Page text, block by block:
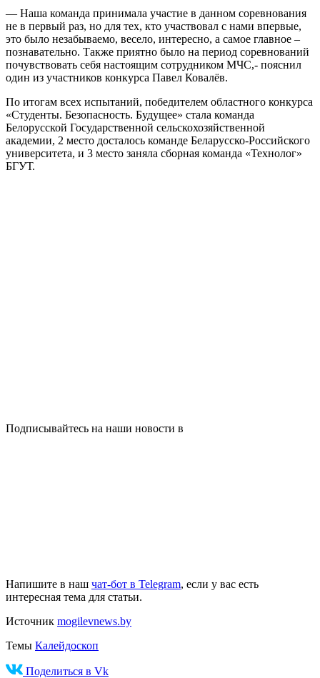
— Наша команда принимала участие в данном соревнования
не в первый раз, но для тех, кто участвовал с нами впервые,
это было незабываемо, весело, интересно, а самое главное –
познавательно. Также приятно было на период соревнований
почувствовать себя настоящим сотрудником МЧС,- пояснил
один из участников конкурса Павел Ковалёв.
По итогам всех испытаний, победителем областного конкурса
«Студенты. Безопасность. Будущее» стала команда
Белорусской Государственной сельскохозяйственной
академии, 2 место досталось команде Беларусско-Российского
университета, и 3 место заняла сборная команда «Технолог»
БГУТ.
Подписывайтесь на наши новости в
Напишите в наш чат-бот в Telegram, если у вас есть
интересная тема для статьи.
Источник mogilevnews.by
Темы Калейдоскоп
Поделиться в Vk